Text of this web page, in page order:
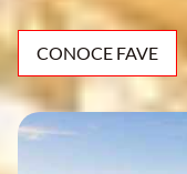
CONOCE FAVE